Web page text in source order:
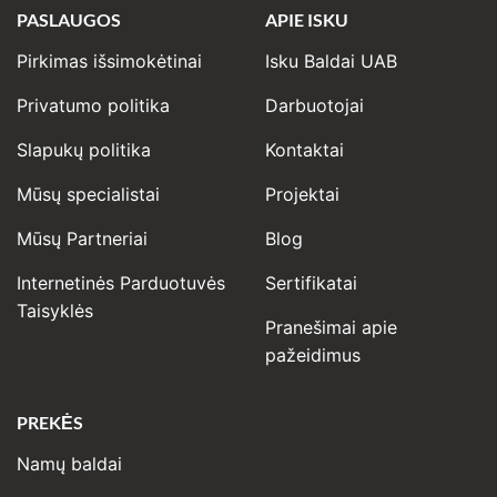
PASLAUGOS
Pirkimas išsimokėtinai
Privatumo politika
Slapukų politika
Mūsų specialistai
Mūsų Partneriai
Internetinės Parduotuvės
Taisyklės
APIE ISKU
Isku Baldai UAB
Darbuotojai
Kontaktai
Projektai
Blog
Sertifikatai
Pranešimai apie
pažeidimus
PREKĖS
Namų baldai